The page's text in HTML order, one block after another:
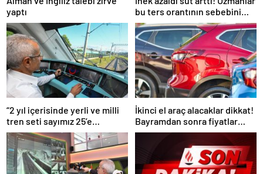
yaptı
bu ters orantının sebebini
açıkladı
“2 yıl içerisinde yerli ve milli
tren seti sayımız 25’e
ulaşacak”
İkinci el araç alacaklar dikkat!
Bayramdan sonra fiyatlar
artacak mı? İşte cevabı…